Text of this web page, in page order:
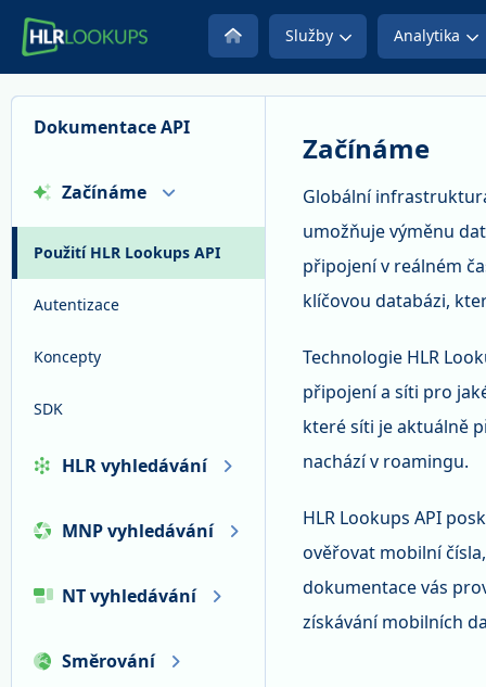
Služby Analytika
Dokumentace API
Začínáme
Použití HLR Lookups API
Autentizace
Koncepty
SDK
HLR vyhledávání
MNP vyhledávání
NT vyhledávání
Směrování
Začínáme
Globální
umožňuje výměnu
připojení v reálném
klíčovou databázi,
Technologie HLR
připojení a síti pro
které síti je aktuálně
nachází v roamingu.
HLR Lookups API
ověřovat mobilní
dokumentace vás
získávání mobilních